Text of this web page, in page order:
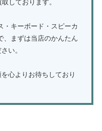
しております。
・キーボード・スピーカ
、まずは当店のかんたん
い。
心よりお待ちしており